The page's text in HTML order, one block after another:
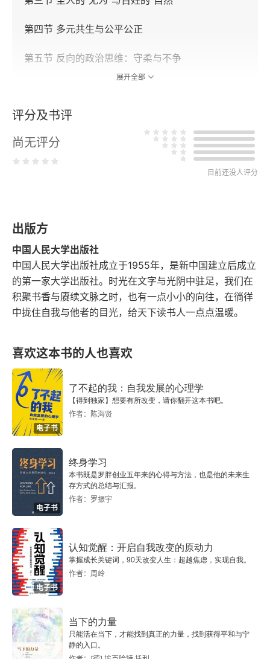
第四节 多元共生与公平公正
第五节 反向的政治思维：守柔与不争
第二章 正名致思：孔子的政治哲学
第一节 仁：“成己”与“爱人”
第四节 孔子正名致思的双重结构
第五节 孔子正名政治的运作模式
第六节 正名政治中的二元现象
第三章 兼爱：墨家的政治哲学
第一节 “兼相爱，交相利”
第二节 选贤任能，尚同下效
第三节 强本节用，尚力明法
第四章 天下与国家：商鞅的政治哲学
第一节 政治权力及法的起源
第二节 天下之利、国家利益与个人利益
第五章 民贵君轻：孟子的政治哲学
第一节 以善为性：仁政的人性论根据
第二节 民贵君轻：政权的合法性基础
第三节 仁政与王道：政治的核心内容
展开全部
评分及书评
尚无评分
目前还没人评分
出版方
中国人民大学出版社
中国人民大学出版社成立于1955年，是新中国建立后成立
的第一家大学出版社。时光在文字与光阴中驻足，我们在
积聚书香与赓续文脉之时，也有一点小小的向往，在徜徉
中拢住自我与他者的目光，给天下读书人一点点温暖。
喜欢这本书的人也喜欢
电子书
了不起的我：自我发展的心理学
【得到独家】想要有所改变，请你翻开这本书吧。
作者：陈海贤
电子书
终身学习
本书既是罗胖创业五年来的心得与方法，也是他的未来生
存方式的总结与汇报。
作者：罗振宇
电子书
认知觉醒：开启自我改变的原动力
掌握成长关键词，90天改变人生：超越焦虑，实现自我。
作者：周岭
当下的力量
只能活在当下，才能找到真正的力量，找到获得平和与宁
静的入口。